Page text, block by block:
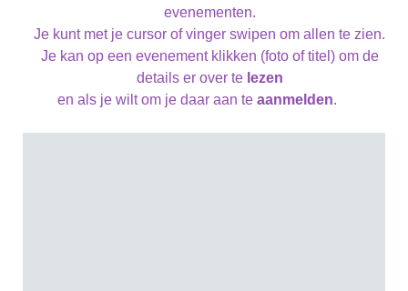
evenementen.
Je kunt met je cursor of vinger swipen om allen te zien.
Je kan op een evenement klikken (foto of titel) om de
details er over te lezen
en als je wilt om je daar aan teaanmelden.